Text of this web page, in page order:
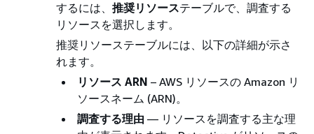
するには、 推奨リソーステーブルで、調査する
リソースを選択します。
推奨リソーステーブルには、以下の詳細が示さ
れます。
リソース ARN – AWS リソースの Amazon リ
ソースネーム (ARN)。
調査する理由 — リソースを調査する主な理